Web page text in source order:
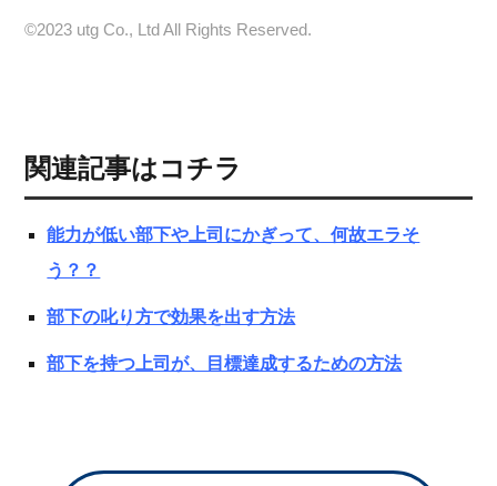
©️2023 utg Co., Ltd All Rights Reserved.
関連記事はコチラ
能力が低い部下や上司にかぎって、何故エラそ
う？？
部下の叱り方で効果を出す方法
部下を持つ上司が、目標達成するための方法